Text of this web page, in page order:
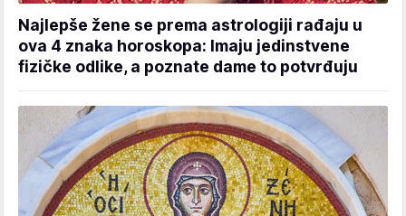
Najlepše žene se prema astrologiji rađaju u
ova 4 znaka horoskopa: Imaju jedinstvene
fizičke odlike, a poznate dame to potvrđuju